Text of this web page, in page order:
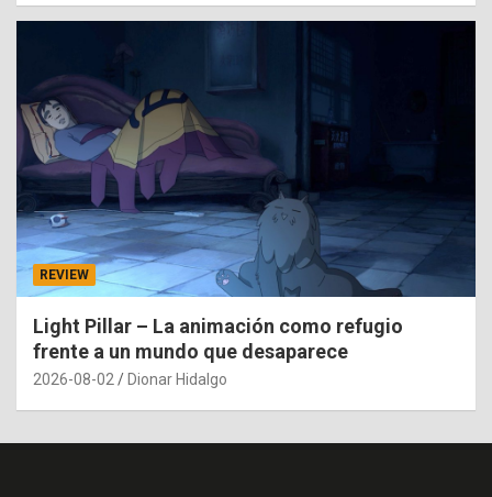
REVIEW
Light Pillar – La animación como refugio
frente a un mundo que desaparece
2026-08-02 Dionar Hidalgo